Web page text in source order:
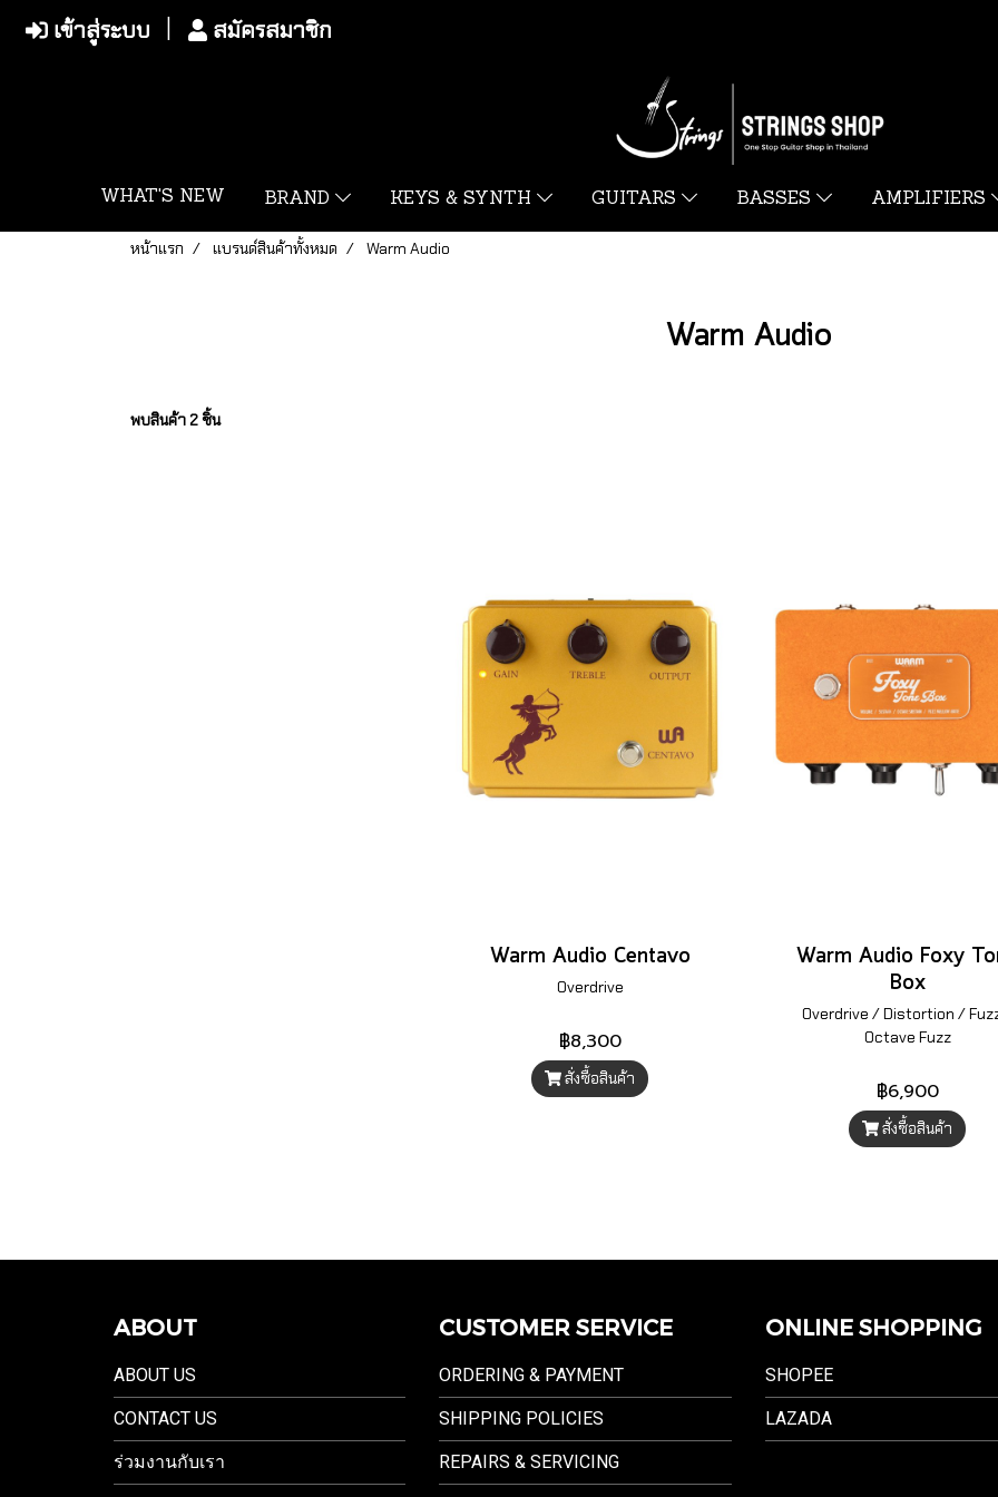
เข้าสู่ระบบ สมัครสมาชิก
WHAT'S NEW BRAND KEYS & SYNTH GUITARS BASSES AMPLIFIERS
หน้าแรก แบรนด์สินค้าทั้งหมด Warm Audio
Warm Audio
พบสินค้า 2 ชิ้น
Warm Audio Centavo
Overdrive
฿8,300
สั่งซื้อสินค้า
Warm Audio Foxy
Box
Overdrive / Distortion /
Octave Fuzz
฿6,900
สั่งซื้อสินค้า
ABOUT
ABOUT US
CONTACT US
ร่วมงานกับเรา
CUSTOMER SERVICE
ORDERING & PAYMENT
SHIPPING POLICIES
REPAIRS & SERVICING
ONLINE SHOPPING
SHOPEE
LAZADA